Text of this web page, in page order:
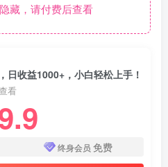
藏，请付费后查看
日收益1000+，小白轻松上手！
看
终身会员 免费